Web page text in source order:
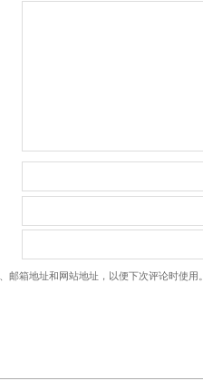
邮箱地址和网站地址，以便下次评论时使用。